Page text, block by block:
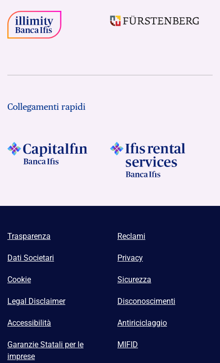
Collegamenti rapidi
Trasparenza Reclami
Dati Societari Privacy
Cookie Sicurezza
Legal Disclaimer Disconoscimenti
Accessibilità Antiriciclaggio
Garanzie Statali per le
imprese
MIFID